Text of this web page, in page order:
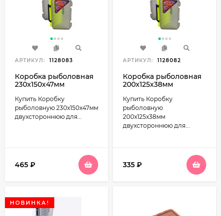
АРТИКУЛ: 1128083
Коробка рыболовная
230х150х47мм
воблеров (12
отделений) Yaman Y-
BOX03
Купить Коробку
рыболовную 230х150х47мм
двухстороннюю для...
465 ₽
АРТИКУЛ: 1128082
Коробка рыболовная
200x125x38мм
воблеров (12
отделений) Yaman Y-
BOX02
Купить Коробку
рыболовную
200x125x38мм
двухстороннюю для...
335 ₽
НОВИНКА!